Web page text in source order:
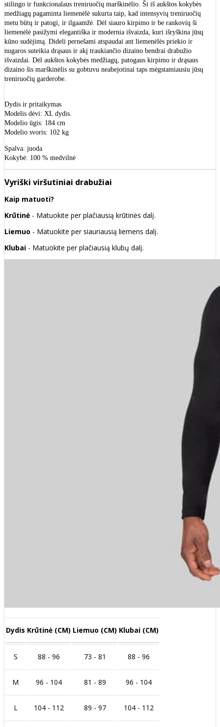
stilingo ir funkcionalaus treniruočių marškinėlio. Ši iš aukštos kokybės
medžiagų pagaminta liemenėlė sukurta taip, kad intensyvių treniruočių
metu būtų ir patogi, ir ilgaamžė. Dėl siauro kirpimo ir be rankovių ši
liemenėlė pasižymi elegantiška ir modernia išvaizda, kuri išryškina jūsų
kūno sudėjimą. Dideli pernešami atspaudai ant liemenėlės priekio ir
nugaros suteikia drąsaus ir akį traukiančio dizaino bendrai drabužio
išvaizdai. Dėl aukštos kokybės medžiagų, patogaus kirpimo ir drąsaus
dizaino šis marškinėlis su gobtuvu neabejotinai taps mėgstamiausiu jūsų
treniruočių garderobe.
Dydis ir pritaikymas
Modelis dėvi: XL dydis.
Modelio ūgis: 184 cm
Modelio svoris: 102 kg
Spalva: juoda
Kokybė: 100 % medvilnė
Vyriški viršutiniai drabužiai
Kaip matuoti?
Krūtinė - Matuokite per plačiausią krūtinės dalį.
Liemuo - Matuokite per siauriausią liemens dalį.
Klubai - Matuokite per plačiausią klubų dalį.
Dydis Krūtinė (CM) Liemuo (CM) Klubai (CM)
S 88 - 96 73 - 81 88 - 96
M 96 - 104 81 - 89 96 - 104
L 104 - 112 89 - 97 104 - 112